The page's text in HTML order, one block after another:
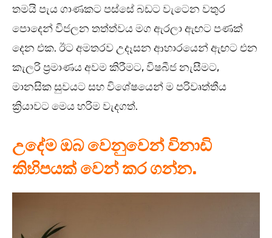
තමයි පැය ගාණකට පස්සේ බඩට වැටෙන වතුර
පොදෙන් විජලන තත්ත්වය මග ඇරලා ඇඟට පණක්
දෙන එක. ඊට අමතරව උදෑසන ආහාරයෙන් ඇඟට එන
කැලරි ප්‍රමාණය අවම කිරීමට, විෂබීජ නැසීමට,
මානසික සුවයට සහ විශේෂයෙන් ම පරිවෘත්තීය
ක්‍රියාවට මෙය හරිම වැදගත්.
උදේම ඔබ වෙනුවෙන් විනාඩි
කිහිපයක් වෙන් කර ගන්න.